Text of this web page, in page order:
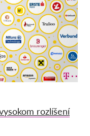
rozlíšení